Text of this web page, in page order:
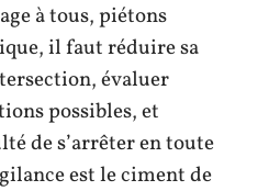
à tous, piétons
il faut réduire sa
évaluer
possibles, et
de s’arrêter en toute
est le ciment de